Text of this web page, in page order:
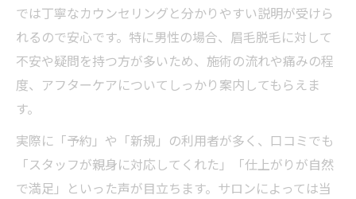
では丁寧なカウンセリングと分かりやすい説明が受けら
れるので安心です。特に男性の場合、眉毛脱毛に対して
不安や疑問を持つ方が多いため、施術の流れや痛みの程
度、アフターケアについてしっかり案内してもらえま
す。
実際に「予約」や「新規」の利用者が多く、口コミでも
「スタッフが親身に対応してくれた」「仕上がりが自然
で満足」といった声が目立ちます。サロンによっては当